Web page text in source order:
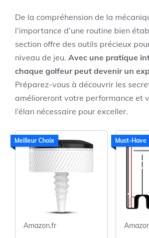
De la compréhension de la
l’importance d’une routine bien
section offre des outils précieux
niveau de jeu. Avec une pratique
chaque golfeur peut devenir un
Préparez-vous à découvrir les
amélioreront votre performance et
l’élan nécessaire pour exceller.
Meilleur Choix
Amazon.fr
Must-Have